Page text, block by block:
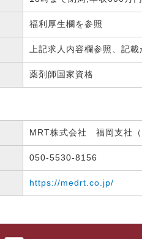
福利厚生欄を参照
上記求人内容欄参照、記
薬剤師国家資格
MRT株式会社 福岡支社
050-5530-8156
https://medrt.co.jp/